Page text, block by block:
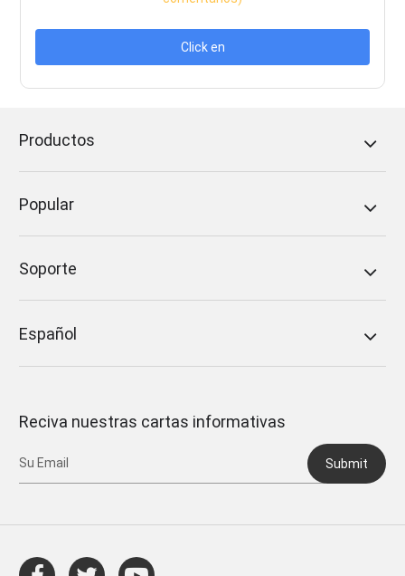
Click en
Productos
Popular
Soporte
Español
Reciva nuestras cartas informativas
Submit